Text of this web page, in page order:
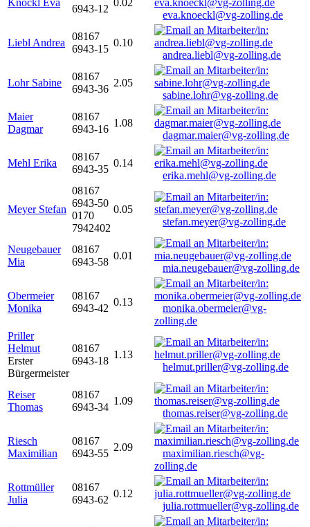
Knöckl Eva
6943-12
0.02
eva.knoeckl@vg-zolling.de
Liebl Andrea
08167
6943-15
0.10
andrea.liebl@vg-zolling.de
Lohr Sabine
08167
6943-36
2.05
sabine.lohr@vg-zolling.de
Maier
Dagmar
08167
6943-16
1.08
dagmar.maier@vg-zolling.de
Mehl Erika
08167
6943-35
0.14
erika.mehl@vg-zolling.de
Meyer Stefan
08167
6943-50
0170
7942402
0.05
stefan.meyer@vg-zolling.de
Neugebauer
Mia
08167
6943-58
0.01
mia.neugebauer@vg-zolling.de
Obermeier
Monika
08167
6943-42
0.13
monika.obermeier@vg-
zolling.de
Priller
Helmut
Erster
Bürgermeister
08167
6943-18
1.13
helmut.priller@vg-zolling.de
Reiser
Thomas
08167
6943-34
1.09
thomas.reiser@vg-zolling.de
Riesch
Maximilian
08167
6943-55
2.09
maximilian.riesch@vg-
zolling.de
Rottmüller
Julia
08167
6943-62
0.12
julia.rottmueller@vg-zolling.de